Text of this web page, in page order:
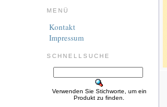
MENÜ
Kontakt
Impressum
SCHNELLSUCHE
Verwenden Sie Stichworte, um ein
Produkt zu finden.